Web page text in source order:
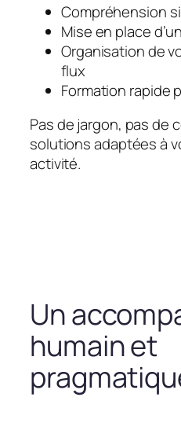
Compréhension
Mise en place
Organisation de
flux
Formation rapide
Pas de jargon, pas de
solutions adaptées à
activité.
Un
humain et